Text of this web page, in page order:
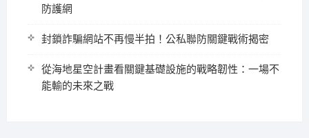
防護網
封鎖詐騙網站不再慢半拍！公私聯防關鍵戰術揭密
從海地星空計畫看關鍵基礎設施的戰略韌性：一場不
能輸的未來之戰